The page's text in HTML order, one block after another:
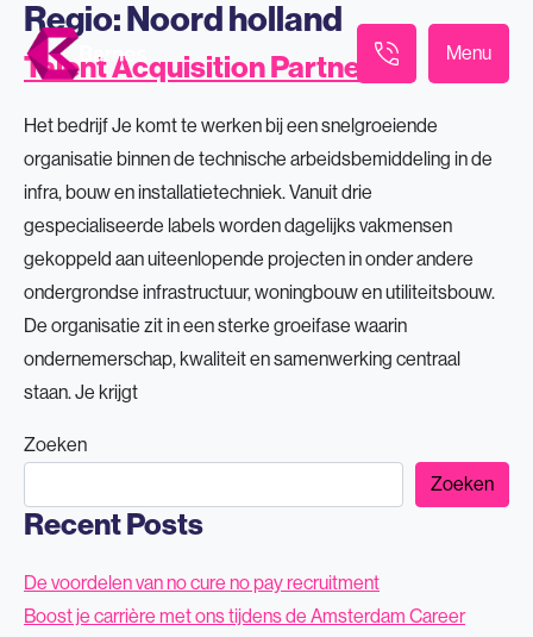
Menu
Regio:Noord holland
Talent Acquisition Partner
Het bedrijf Je komt te werken bij een snelgroeiende
organisatie binnen de technische arbeidsbemiddeling in de
infra, bouw en installatietechniek. Vanuit drie
gespecialiseerde labels worden dagelijks vakmensen
gekoppeld aan uiteenlopende projecten in onder andere
ondergrondse infrastructuur, woningbouw en utiliteitsbouw.
De organisatie zit in een sterke groeifase waarin
ondernemerschap, kwaliteit en samenwerking centraal
staan. Je krijgt
Zoeken
Zoeken
Recent Posts
De voordelen van no cure no pay recruitment
Boost je carrière met ons tijdens de Amsterdam Career